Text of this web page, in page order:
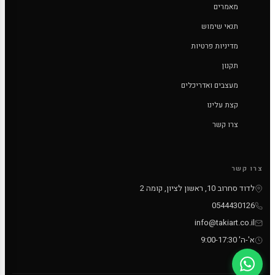
מאמרים
תנאי שימוש
מדיניות פרטיות
תקנון
מעצבים ואדריכלים
קצת עלינו
צרו קשר
צרו קשר
לדוד סחרוב 10, ראשון לציון, קומה 2
0544430126
info@takiart.co.il
א'-ה' 9:00-17:30